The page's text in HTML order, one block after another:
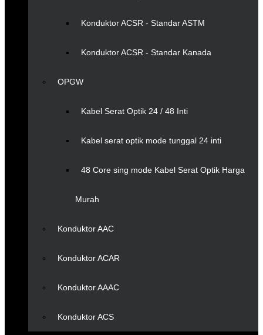
Konduktor ACSR - Standar ASTM
Konduktor ACSR - Standar Kanada
OPGW
Kabel Serat Optik 24 / 48 Inti
Kabel serat optik mode tunggal 24 inti
48 Core sing mode Kabel Serat Optik Harga
Murah
Konduktor AAC
Konduktor ACAR
Konduktor AAAC
Konduktor ACS